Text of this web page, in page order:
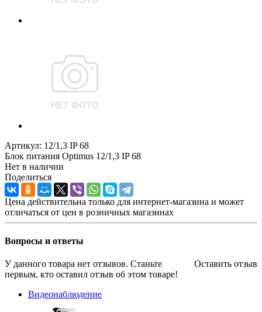
Артикул: 12/1,3 IP 68
Блок питания Optimus 12/1,3 IP 68
Нет в наличии
Поделиться
Цена действительна только для интернет-магазина и может
отличаться от цен в розничных магазинах
Вопросы и ответы
Оставить отзыв
У данного товара нет отзывов. Станьте
первым, кто оставил отзыв об этом товаре!
Видеонаблюдение